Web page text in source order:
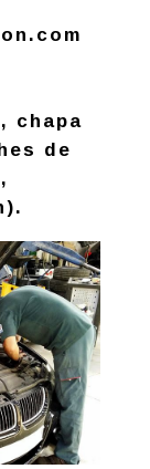
chapa
de